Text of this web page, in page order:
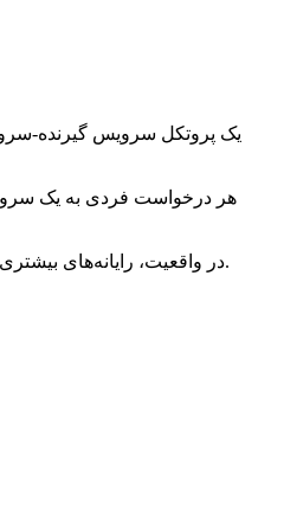
هر درخواست فردی به یک سرور
در واقعیت، رایانه‌های